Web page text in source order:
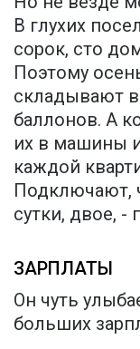
В глухих
сорок, сто
Поэтому
складывают в
баллонов. А
их в машины
каждой
Подключают,
сутки, двое, -
ЗАРПЛАТЫ
Он чуть
больших